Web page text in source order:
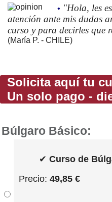
• "Hola, les
atención ante mis dudas
curso y para decirles que
(María P. - CHILE)
Solicita aquí tu
Un solo pago -
Búlgaro Básico:
✔ Curso de
Precio: 49,85 €